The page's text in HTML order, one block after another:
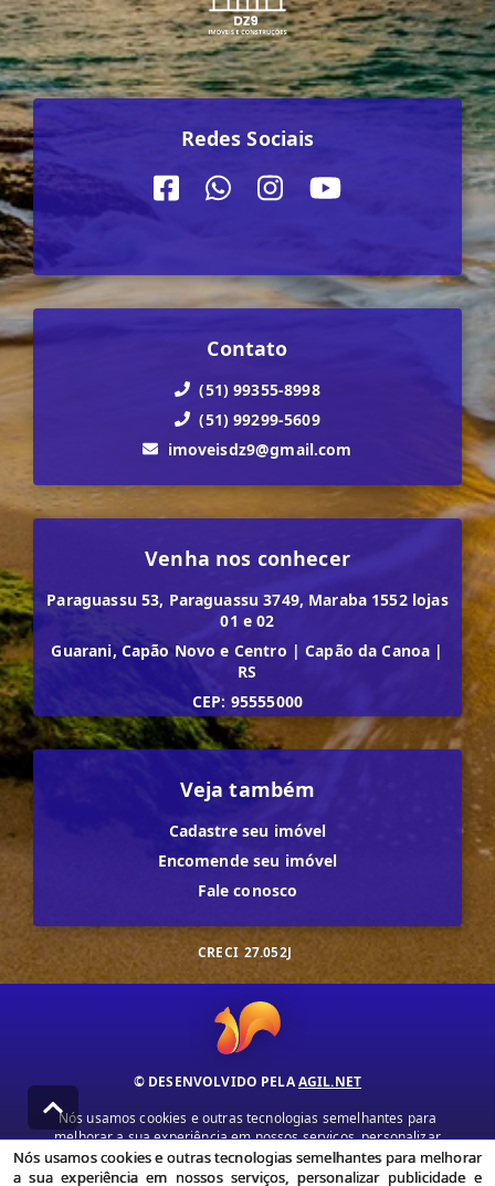
Redes Sociais
Contato
(51) 99355-8998
(51) 99299-5609
imoveisdz9@gmail.com
Venha nos conhecer
Paraguassu 53, Paraguassu 3749, Maraba 1552 lojas
01 e 02
Guarani, Capão Novo e Centro | Capão da Canoa |
RS
CEP: 95555000
Veja também
Cadastre seu imóvel
Encomende seu imóvel
Fale conosco
CRECI 27.052J
© DESENVOLVIDO PELAAGIL.NET
Nós usamos cookies e outras tecnologias semelhantes para
melhorar a sua experiência em nossos serviços, personalizar
publicidade e recomendar conteúdo de seu interesse. Ao utilizar
nossos serviços, você concorda com nossa política de privacidade e
Nós usamos cookies e outras tecnologias semelhantes para melhorar
a sua experiência em nossos serviços, personalizar publicidade e